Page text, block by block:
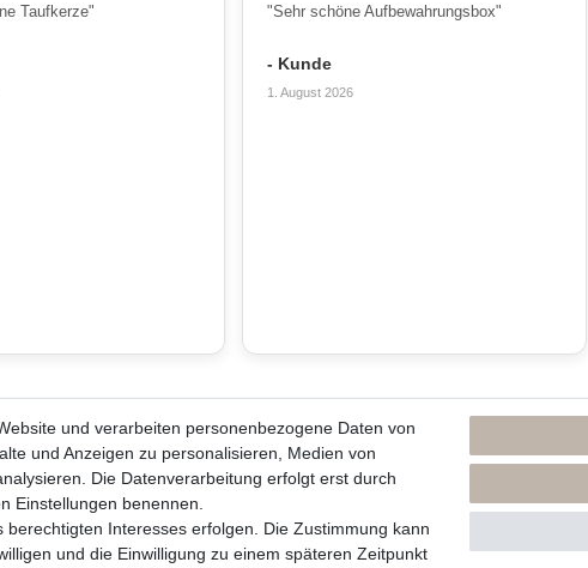
Taufkerze" "Sehr schöne Aufbewahrungsbox"
- Kunde
1. August 2026
Kerzen
Abbrennhinweise
Du erreichst uns von
Montag bis Freitag 10 bis 17 Uhr
Telefonisch und per Whatsapp
erreichst Du uns unter:
und verarbeiten personenbezogene Daten von
und Anzeigen zu personalisieren, Medien von
Die Datenverarbeitung erfolgt erst durch
Einstellungen benennen.
Interesses erfolgen. Die Zustimmung kann
und die Einwilligung zu einem späteren Zeitpunkt